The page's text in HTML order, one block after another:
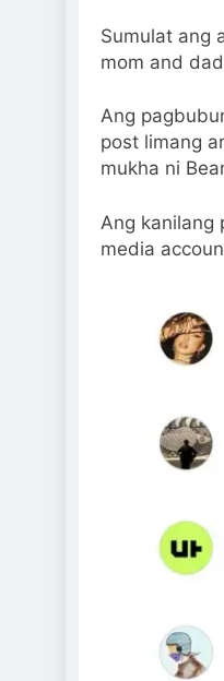
Sumulat ang
mom and
Ang
post limang
mukha ni
Ang kanilang
media